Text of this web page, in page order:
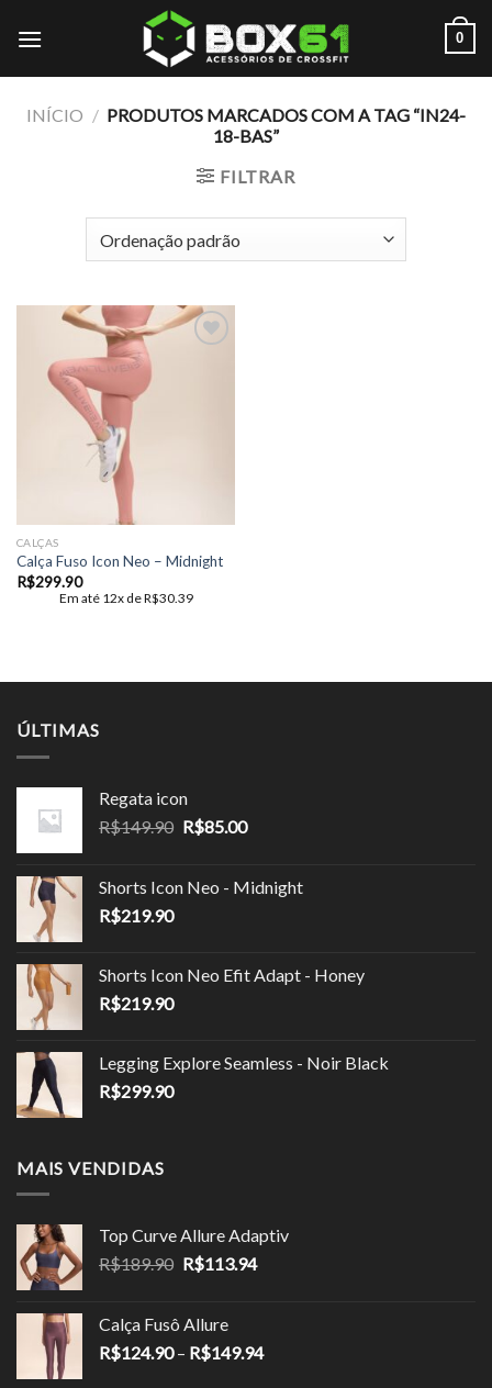
0
INÍCIO / PRODUTOS MARCADOS COM A TAG “IN24-
18-BAS”
FILTRAR
CALÇAS
Calça Fuso Icon Neo – Midnight
R$299.90
Em até 12x deR$30.39
ÚLTIMAS
Regata icon
R$149.90 O
era:
R$85.00O
é:
Shorts Icon Neo - Midnight
R$219.90
Shorts Icon Neo Efit Adapt - Honey
R$219.90
Legging Explore Seamless - Noir Black
R$299.90
MAIS VENDIDAS
Top Curve Allure Adaptiv
R$189.90 O
era:
R$189.90.
R$113.94O
R$113.94.
Calça Fusô Allure
R$124.90 – R$149.94Faixa